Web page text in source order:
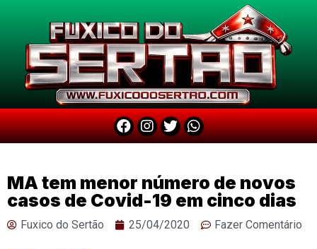
MA tem menor número de novos
casos de Covid-19 em cinco dias
Fuxico do Sertão 25/04/2020 Fazer Comentário